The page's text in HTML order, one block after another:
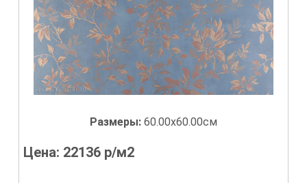
Размеры: 60.00x60.00см
Цена: 22136 р/м2